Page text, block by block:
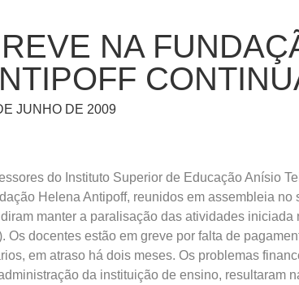
NA
JUNHO DE 2009
do Instituto Superior de Educação Anísio
Helena Antipoff, reunidos em assembleia no
manter a paralisação das atividades iniciada
Os docentes estão em greve por falta de
em atraso há dois meses. Os problemas
da instituição de ensino, resultaram